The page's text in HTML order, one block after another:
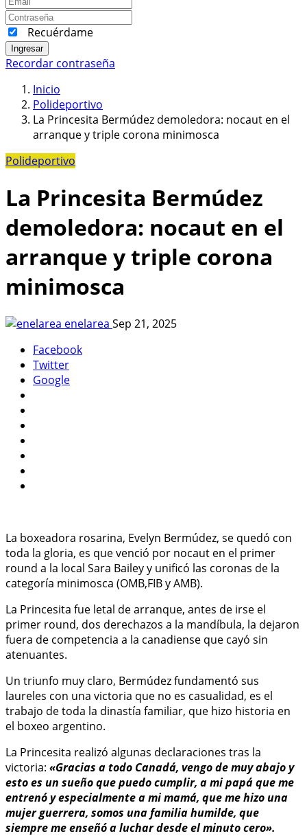
Recuérdame
Ingresar
Recordar contraseña
Inicio
Polideportivo
La Princesita Bermúdez demoledora: nocaut en el
arranque y triple corona minimosca
Polideportivo
La Princesita Bermúdez
demoledora: nocaut en el
arranque y triple corona
minimosca
enelarea Sep 21, 2025
Facebook
Twitter
Google
La boxeadora rosarina, Evelyn Bermúdez, se quedó con
toda la gloria, es que venció por nocaut en el primer
round a la local Sara Bailey y unificó las coronas de la
categoría minimosca (OMB,FIB y AMB).
La Princesita fue letal de arranque, antes de irse el
primer round, dos derechazos a la mandíbula, la dejaron
fuera de competencia a la canadiense que cayó sin
atenuantes.
Un triunfo muy claro, Bermúdez fundamentó sus
laureles con una victoria que no es casualidad, es el
trabajo de toda la dinastía familiar, que hizo historia en
el boxeo argentino.
La Princesita realizó algunas declaraciones tras la
victoria: «Gracias a todo Canadá, vengo de muy abajo y
esto es un sueño que puedo cumplir, a mi papá que me
entrenó y especialmente a mi mamá, que me hizo una
mujer guerrera, somos una familia humilde, que
siempre me enseñó a luchar desde el minuto cero».